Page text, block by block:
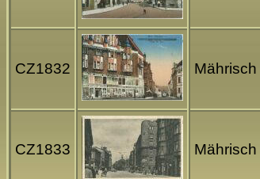
CZ1832
CZ1833